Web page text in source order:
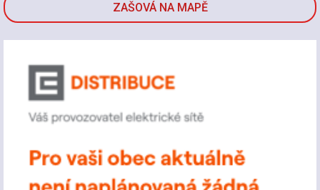
ZAŠOVÁ NA MAPĚ